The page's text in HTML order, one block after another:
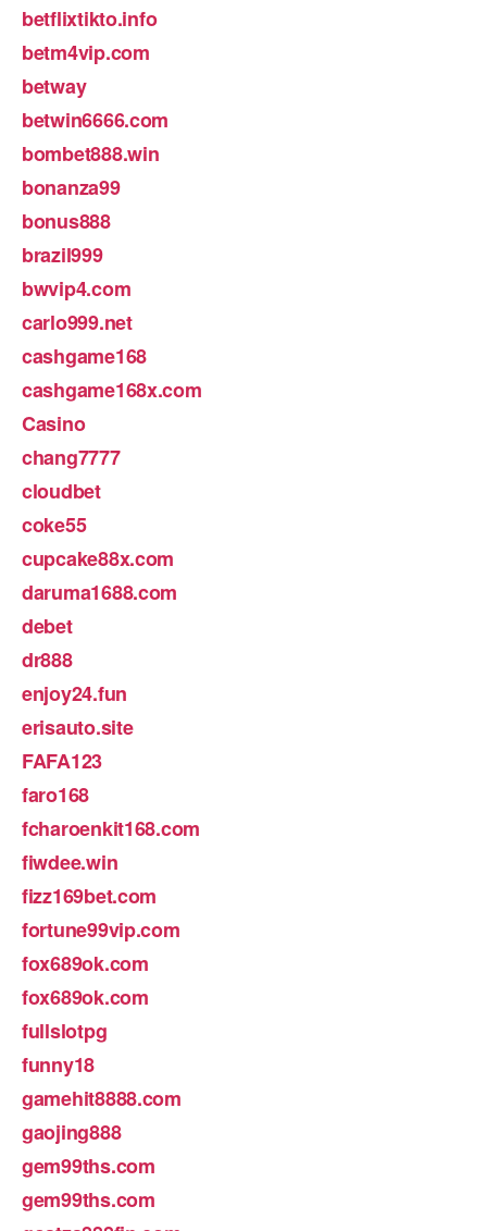
betflixtikto.info
betm4vip.com
betway
betwin6666.com
bombet888.win
bonanza99
bonus888
brazil999
bwvip4.com
carlo999.net
cashgame168
cashgame168x.com
Casino
chang7777
cloudbet
coke55
cupcake88x.com
daruma1688.com
debet
dr888
enjoy24.fun
erisauto.site
FAFA123
faro168
fcharoenkit168.com
fiwdee.win
fizz169bet.com
fortune99vip.com
fox689ok.com
fox689ok.com
fullslotpg
funny18
gamehit8888.com
gaojing888
gem99ths.com
gem99ths.com